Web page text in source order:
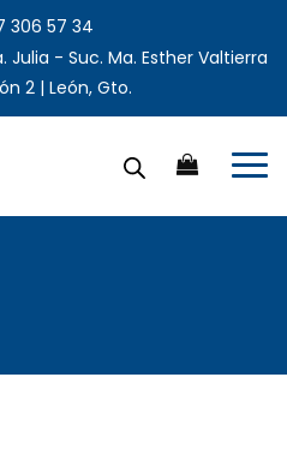
306 57 34
Julia - Suc. Ma. Esther Valtierra
2 | León, Gto.